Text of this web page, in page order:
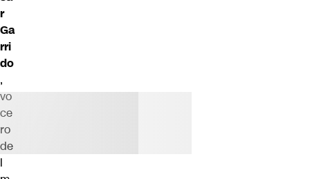
r
Ga
rri
do
,
vo
ce
ro
de
l